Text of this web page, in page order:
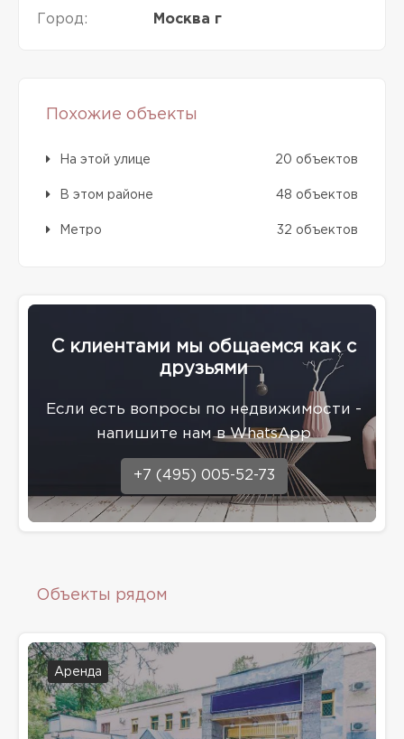
Город: Москва г
Похожие объекты
На этой улице 20 объектов
В этом районе 48 объектов
Метро 32 объектов
С клиентами мы общаемся как с
друзьями
Eсли есть вопросы по недвижимости -
напишите нам в WhatsApp
+7 (495) 005-52-73
Объекты рядом
Аренда